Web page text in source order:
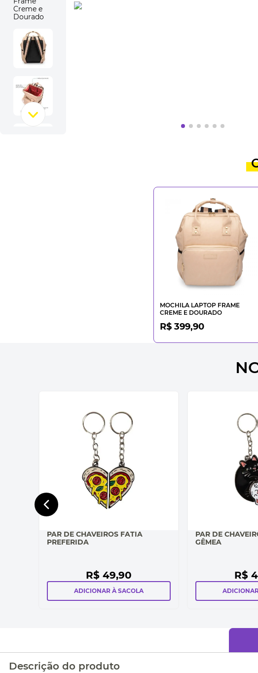
MOCHILA LAPTOP FRAME
CREME E DOURADO
R$ 399,90
PAR DE CHAVEIROS FATIA
PREFERIDA
R$ 49,90
ADICIONAR À SACOLA
PAR DE
GÊMEA
R$
Descrição do produto
10